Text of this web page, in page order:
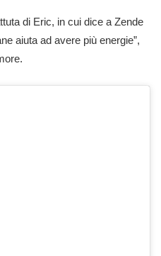
di Eric, in cui dice a Zende
aiuta ad avere più energie”,